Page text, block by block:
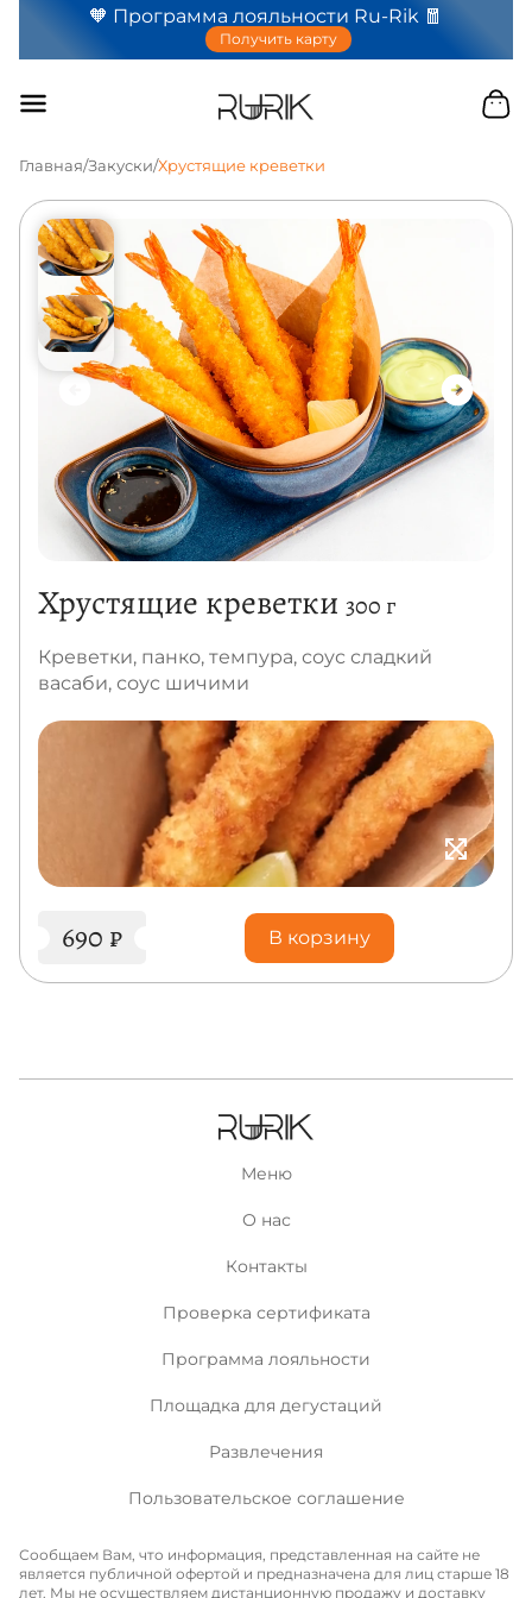
🧡 Программа лояльности Ru-Rik 🧧
Получить карту
Главная/Закуски/Хрустящие креветки
Хрустящие креветки 300 г
Креветки, панко, темпура, соус сладкий
васаби, соус шичими
690 ₽ В корзину
Меню
О нас
Контакты
Проверка сертификата
Программа лояльности
Площадка для дегустаций
Развлечения
Пользовательское соглашение
Сообщаем Вам, что информация, представленная на сайте не
является публичной офертой и предназначена для лиц старше 18
лет. Мы не осуществляем дистанционную продажу и доставку